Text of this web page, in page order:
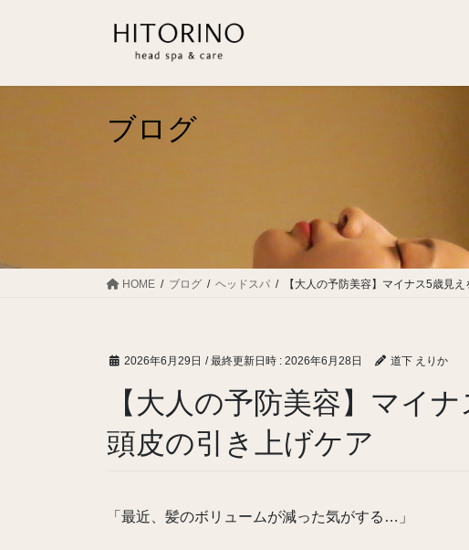
ブログ
HOME ブログ ヘッドスパ 【大人の予防美容】マイナス5歳見
2026年6月29日 / 最終更新日時 : 2026年6月28日 道下 えりか
【大人の予防美容】マイ
頭皮の引き上げケア
「最近、髪のボリュームが減った気がする…」